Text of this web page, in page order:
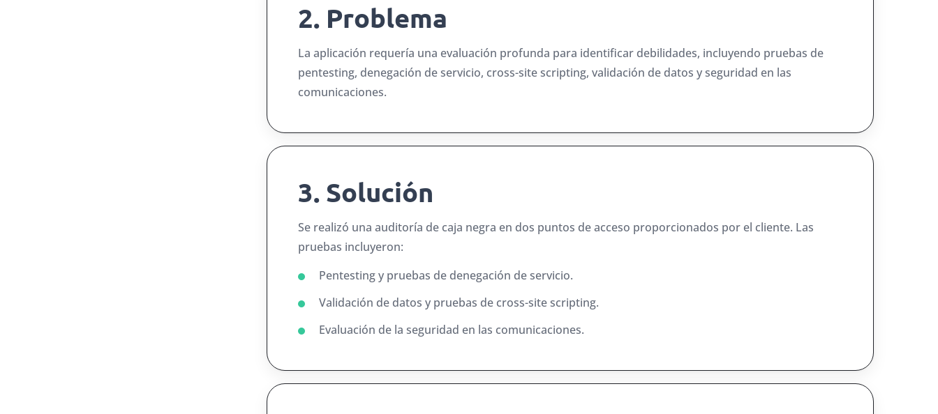
2. Problema
La aplicación requería una evaluación profunda para identificar debilidades, incluyendo pruebas de
pentesting, denegación de servicio, cross-site scripting, validación de datos y seguridad en las
comunicaciones.
3. Solución
Se realizó una auditoría de caja negra en dos puntos de acceso proporcionados por el cliente. Las
pruebas incluyeron:
Pentesting y pruebas de denegación de servicio.
Validación de datos y pruebas de cross-site scripting.
Evaluación de la seguridad en las comunicaciones.